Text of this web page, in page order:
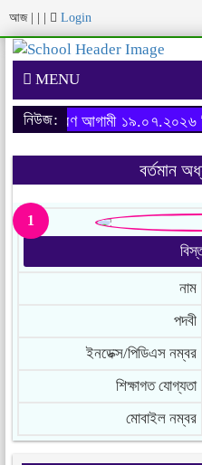
আজ Login
MENU
নিউজ:
ফরম পূরণ আগামী ১৯.০৭.২০২৬
বর্তমান
1
নাম
পদবী
ইনডেক্স/পিডিএস নম্বর
শিক্ষাগত যোগ্যতা
মোবাইল নম্বর